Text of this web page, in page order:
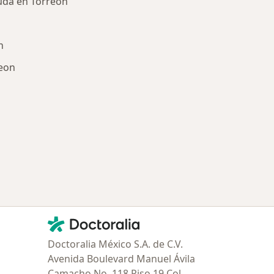
Contacto
Doctoralia - Página de inicio
Doctoralia México S.A. de C.V.
Avenida Boulevard Manuel Ávila